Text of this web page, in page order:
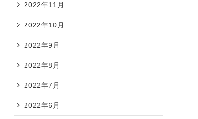
2022年11月
2022年10月
2022年9月
2022年8月
2022年7月
2022年6月